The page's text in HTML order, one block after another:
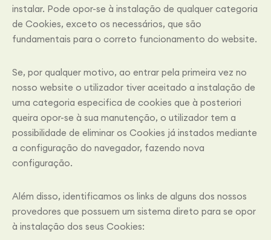
instalar. Pode opor-se à instalação de qualquer categoria
de Cookies, exceto os necessários, que são
fundamentais para o correto funcionamento do website.
Se, por qualquer motivo, ao entrar pela primeira vez no
nosso website o utilizador tiver aceitado a instalação de
uma categoria especifica de cookies que à posteriori
queira opor-se à sua manutenção, o utilizador tem a
possibilidade de eliminar os Cookies já instados mediante
a configuração do navegador, fazendo nova
configuração.
Além disso, identificamos os links de alguns dos nossos
provedores que possuem um sistema direto para se opor
à instalação dos seus Cookies: